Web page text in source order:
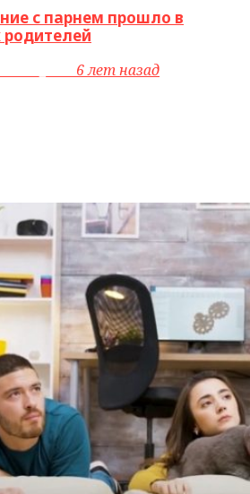
с парнем прошло в
родителей
6 лет назад